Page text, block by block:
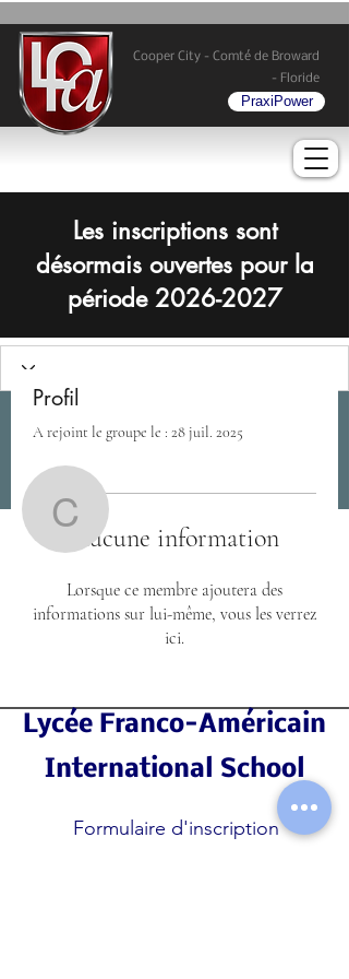
Cooper City - Comté de Broward
- Floride
PraxiPower
Les inscriptions sont
désormais ouvertes pour la
période 2026-2027
carlosmaxwell
carlosmaxwell
Profil
A rejoint le groupe le : 28 juil. 2025
Aucune information
Lorsque ce membre ajoutera des
informations sur lui-même, vous les verrez
ici.
Lycée Franco-Américain
International School
Formulaire d'inscription